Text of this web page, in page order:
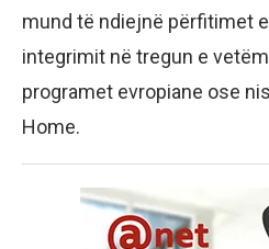
mund të ndiejnë përfitimet
integrimit në tregun e
programet evropiane ose
Home.